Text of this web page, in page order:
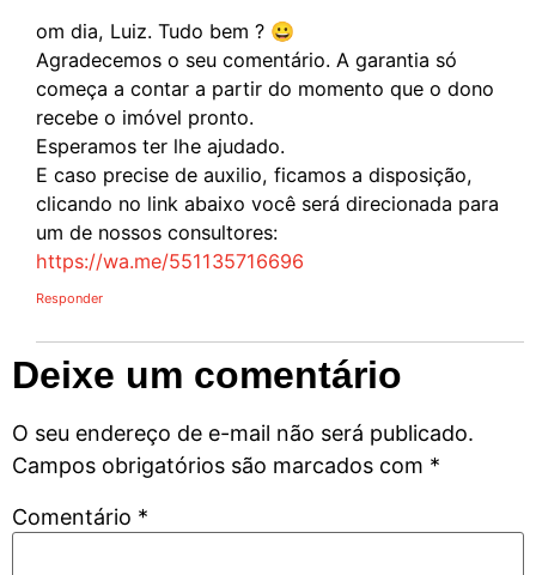
om dia, Luiz. Tudo bem ? 😀
Agradecemos o seu comentário. A garantia só
começa a contar a partir do momento que o dono
recebe o imóvel pronto.
Esperamos ter lhe ajudado.
E caso precise de auxilio, ficamos a disposição,
clicando no link abaixo você será direcionada para
um de nossos consultores:
https://wa.me/551135716696
Responder
Deixe um comentário
O seu endereço de e-mail não será publicado.
Campos obrigatórios são marcados com *
Comentário *